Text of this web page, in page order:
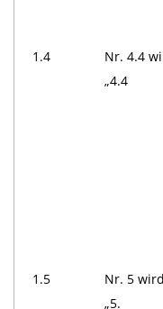
1.4
Nr. 4.4
„4.4
1.5
Nr. 5
„5.